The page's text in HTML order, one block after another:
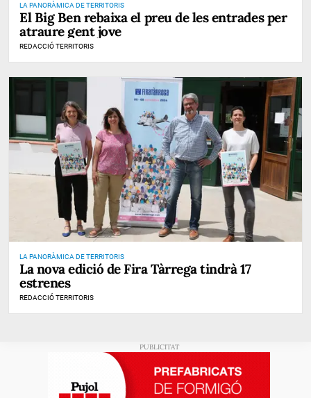
LA PANORÀMICA DE TERRITORIS
El Big Ben rebaixa el preu de les entrades per
atraure gent jove
REDACCIÓ TERRITORIS
LA PANORÀMICA DE TERRITORIS
La nova edició de Fira Tàrrega tindrà 17
estrenes
REDACCIÓ TERRITORIS